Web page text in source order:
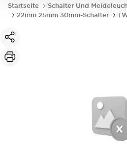
Startseite Schalter Und
22mm 25mm 30mm-Schalter